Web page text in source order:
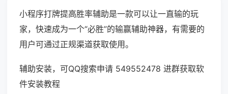
小程序打牌提高胜率辅助是一款可以让一直输的玩
家，快速成为一个“必胜”的输赢辅助神器，有需要的
用户可通过正规渠道获取使用。
辅助安装，可QQ搜索申请 549552478 进群获取软
件安装教程